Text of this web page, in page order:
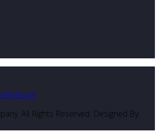
All Rights Reserved. Designed By